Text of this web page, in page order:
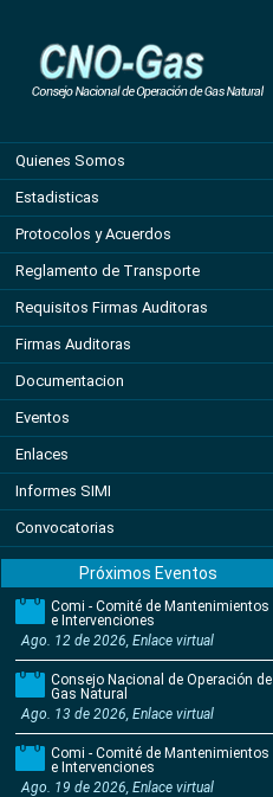
Quienes Somos
Estadisticas
Protocolos y Acuerdos
Reglamento de Transporte
Requisitos Firmas Auditoras
Firmas Auditoras
Documentacion
Eventos
Enlaces
Informes SIMI
Convocatorias
Próximos Eventos
Comi - Comité de Mantenimientos
e Intervenciones
Ago. 12 de 2026, Enlace virtual
Consejo Nacional de Operación de
Gas Natural
Ago. 13 de 2026, Enlace virtual
Comi - Comité de Mantenimientos
e Intervenciones
Ago. 19 de 2026, Enlace virtual